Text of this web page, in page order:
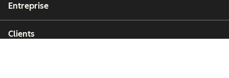
Entreprise
Clients